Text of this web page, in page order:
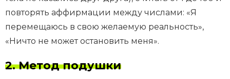
повторять аффирмации между числами: «Я
перемещаюсь в свою желаемую реальность»,
«Ничто не может остановить меня».
2. Метод подушки